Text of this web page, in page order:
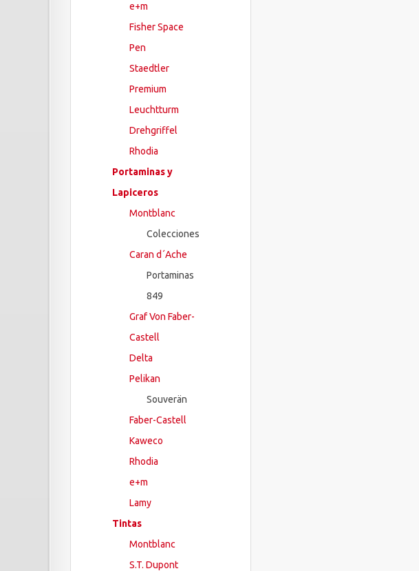
e+m
Fisher Space
Pen
Staedtler
Premium
Leuchtturm
Drehgriffel
Rhodia
Portaminas y
Lapiceros
Montblanc
Colecciones
Caran d´Ache
Portaminas
849
Graf Von Faber-
Castell
Delta
Pelikan
Souverän
Faber-Castell
Kaweco
Rhodia
e+m
Lamy
Tintas
Montblanc
S.T. Dupont